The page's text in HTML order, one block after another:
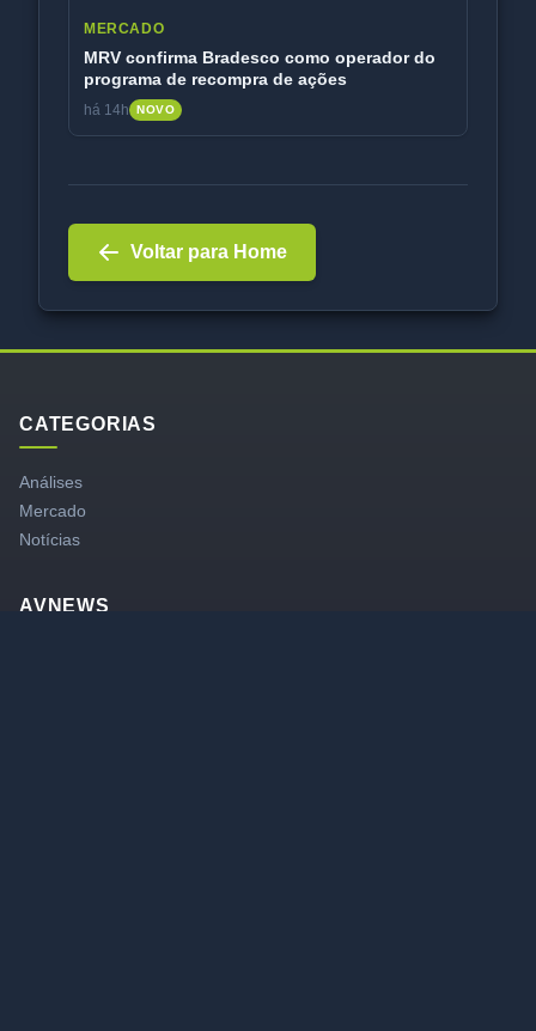
MERCADO
MRV confirma Bradesco como operador do
programa de recompra de ações
há 14h NOVO
Voltar para Home
CATEGORIAS
Análises
Mercado
Notícias
AVNEWS